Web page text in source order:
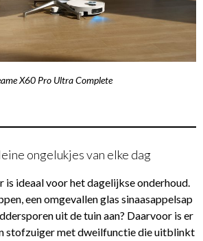
X60 Pro Ultra Complete
ongelukjes van elke dag
ideaal voor het dagelijkse onderhoud.
een omgevallen glas sinaasappelsap
uit de tuin aan? Daarvoor is er
stofzuiger met dweilfunctie die uitblinkt